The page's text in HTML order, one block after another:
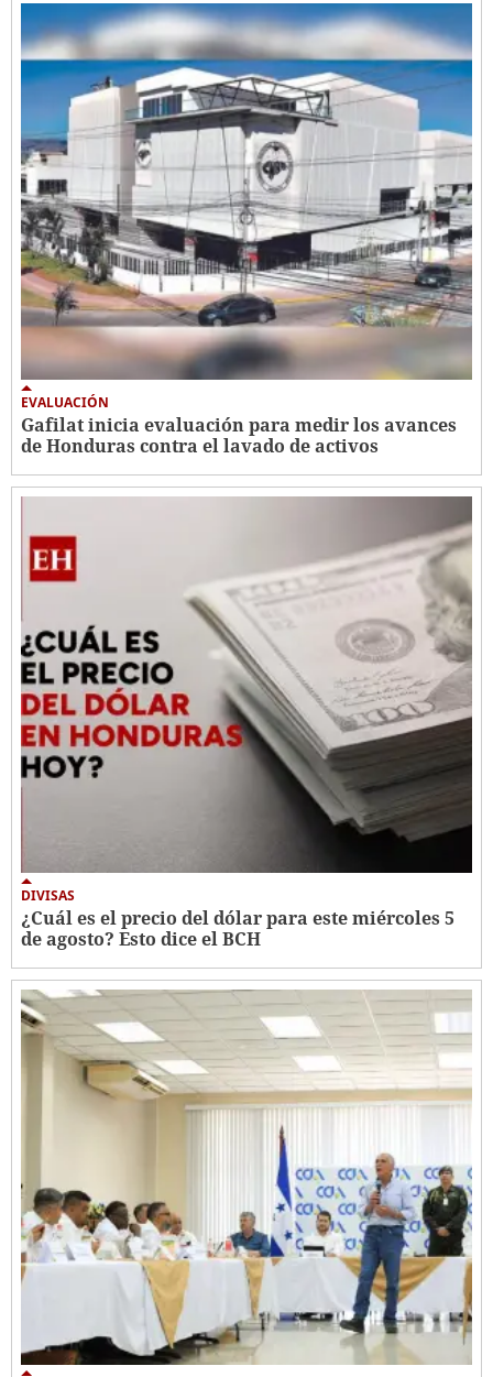
EVALUACIÓN
Gafilat inicia evaluación para medir los avances
de Honduras contra el lavado de activos
DIVISAS
¿Cuál es el precio del dólar para este miércoles 5
de agosto? Esto dice el BCH